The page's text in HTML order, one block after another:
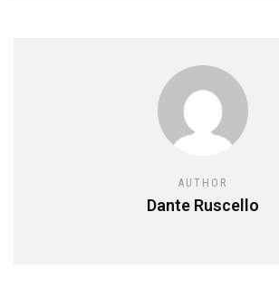
AUTHOR
Dante Ruscello